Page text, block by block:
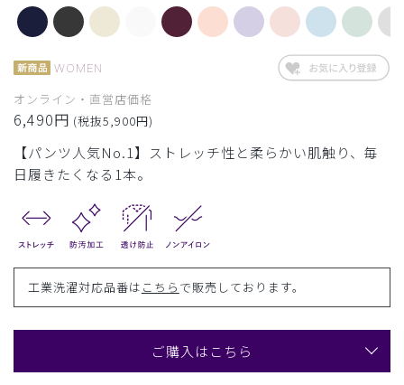
WOMEN
オンライン・直営店価格
6,490円 (税抜5,900円)
【パンツ人気No.1】ストレッチ性と柔らかい肌触り、毎
日履きたくなる1本。
工業洗濯対応品番は こちら で販売しております。
ご購入はこちら